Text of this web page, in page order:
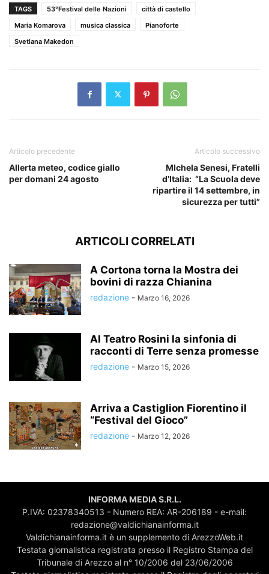
TAGS 53°Festival delle Nazioni
città di castello
Maria Komarova
musica classica
Pianoforte
Svetlana Makedon
Articolo precedente
Allerta meteo, codice giallo
per domani 24 agosto
Articolo successivo
MIchela Senesi, Fratelli
d’Italia: “La Scuola deve
ripartire il 14 settembre, in
sicurezza per tutti”
ARTICOLI CORRELATI
A Cortona torna la Mostra dei
bovini di razza Chianina
redazione - Marzo 16, 2026
Al Teatro Rosini la sinfonia di
racconti di Terre senza promesse
redazione - Marzo 15, 2026
Arriva a Castiglion Fiorentino il
“Festival del Gioco”
redazione - Marzo 12, 2026
INFORMA MEDIA S.R.L.
P.IVA: 02378340513 - Numero REA: AR-206189 - e-mail:
redazione@valdichianainforma.it
Valdichianainforma.it è un supplemento di ArezzoWeb.it
Testata giornalistica registrata presso il Registro Stampa del
Tribunale di Arezzo al n° 10/2006 del 23/06/2006